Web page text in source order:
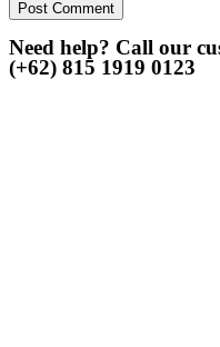
Need help? Call our
(+62) 815 1919 0123